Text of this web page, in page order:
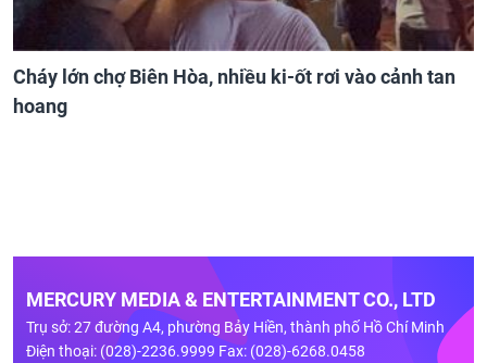
Cháy lớn chợ Biên Hòa, nhiều ki-ốt rơi vào cảnh tan
hoang
MERCURY MEDIA & ENTERTAINMENT CO., LTD
Trụ sở: 27 đường A4, phường Bảy Hiền, thành phố Hồ Chí Minh
Điện thoại: (028)-2236.9999 Fax: (028)-6268.0458